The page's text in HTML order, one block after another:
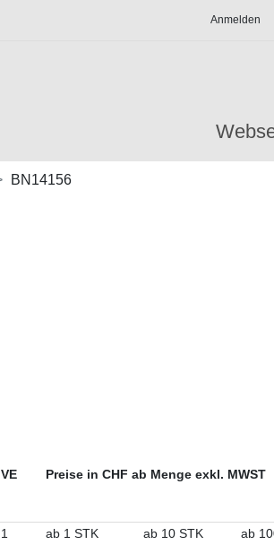
Anmelden
BN14156
VE Preise in CHF ab Menge exkl. MWST
1
ab 1 STK
ab 10 STK
ab